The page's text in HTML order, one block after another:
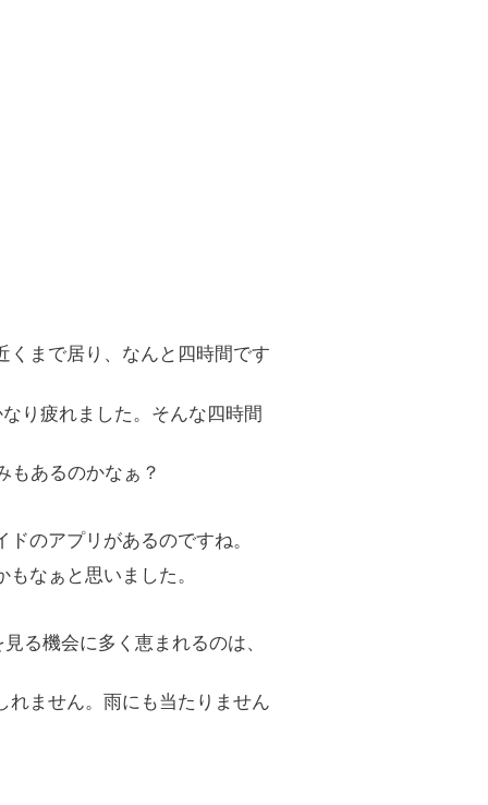
くまで居り、なんと四時間です
り疲れました。 そんな四時間
もあるのかなぁ？
のアプリがあるのですね。
なぁと思いました。
る機会に多く恵まれるのは、
ません。 雨にも当たりません